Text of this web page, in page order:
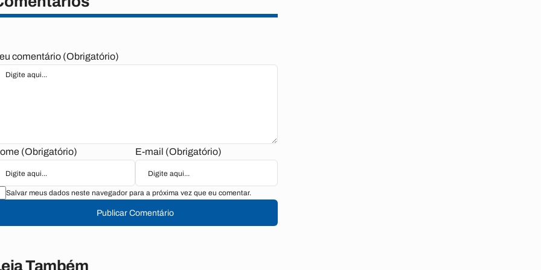
comentário (Obrigatório)
(Obrigatório) E-mail (Obrigatório)
Salvar meus dados neste navegador para a próxima vez que eu comentar.
Publicar Comentário
Também